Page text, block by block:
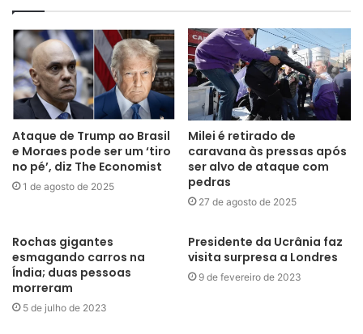
Ataque de Trump ao Brasil
e Moraes pode ser um ‘tiro
no pé’, diz The Economist
1 de agosto de 2025
Milei é retirado de
caravana às pressas após
ser alvo de ataque com
pedras
27 de agosto de 2025
Rochas gigantes
esmagando carros na
Índia; duas pessoas
morreram
5 de julho de 2023
Presidente da Ucrânia faz
visita surpresa a Londres
9 de fevereiro de 2023